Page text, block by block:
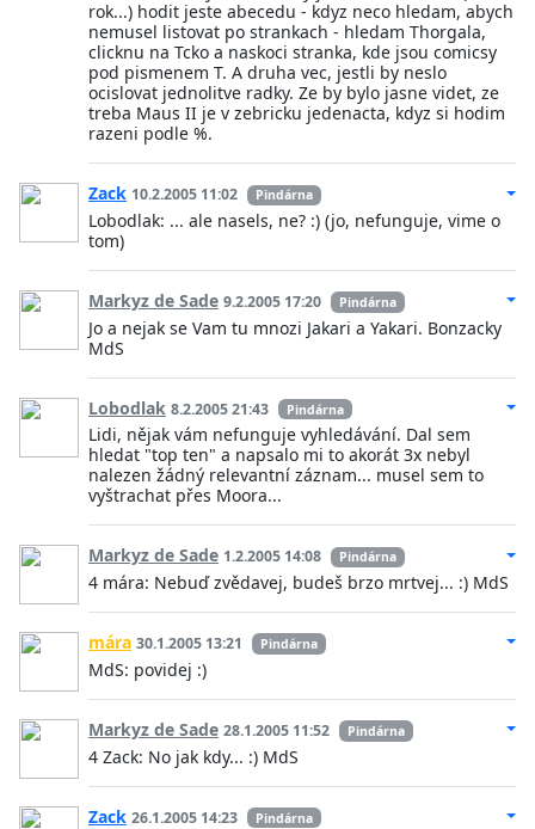
rok...) hodit jeste abecedu - kdyz neco hledam, abych
nemusel listovat po strankach - hledam Thorgala,
clicknu na Tcko a naskoci stranka, kde jsou comicsy
pod pismenem T. A druha vec, jestli by neslo
ocislovat jednolitve radky. Ze by bylo jasne videt, ze
treba Maus II je v zebricku jedenacta, kdyz si hodim
razeni podle %.
Zack 10.2.2005 11:02 Pindárna
Lobodlak: ... ale nasels, ne? :) (jo, nefunguje, vime o
tom)
Markyz de Sade 9.2.2005 17:20 Pindárna
Jo a nejak se Vam tu mnozi Jakari a Yakari. Bonzacky
MdS
Lobodlak 8.2.2005 21:43 Pindárna
Lidi, nějak vám nefunguje vyhledávání. Dal sem
hledat "top ten" a napsalo mi to akorát 3x nebyl
nalezen žádný relevantní záznam... musel sem to
vyštrachat přes Moora...
Markyz de Sade 1.2.2005 14:08 Pindárna
4 mára: Nebuď zvědavej, budeš brzo mrtvej... :) MdS
mára 30.1.2005 13:21 Pindárna
MdS: povidej :)
Markyz de Sade 28.1.2005 11:52 Pindárna
4 Zack: No jak kdy... :) MdS
Zack 26.1.2005 14:23 Pindárna